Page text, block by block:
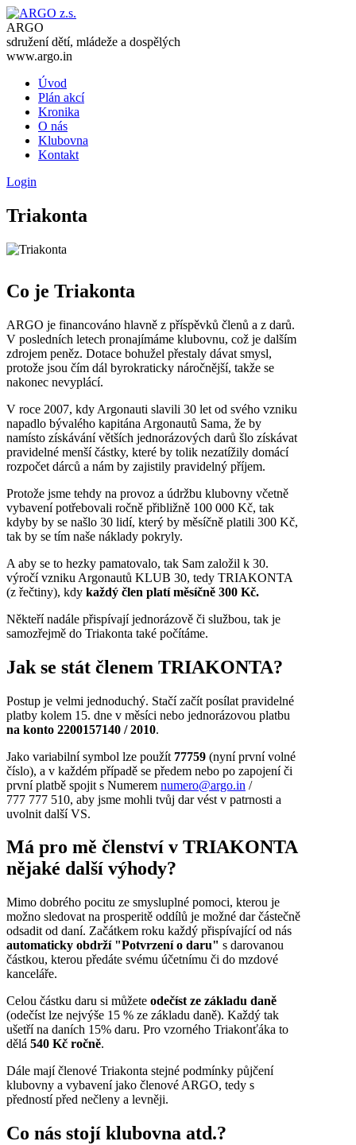
ARGO
sdružení dětí, mládeže a dospělých
www.argo.in
Úvod
Plán akcí
Kronika
O nás
Klubovna
Kontakt
Login
Triakonta
Co je Triakonta
ARGO je financováno hlavně z příspěvků členů a z darů.
V posledních letech pronajímáme klubovnu, což je dalším
zdrojem peněz. Dotace bohužel přestaly dávat smysl,
protože jsou čím dál byrokraticky náročnější, takže se
nakonec nevyplácí.
V roce 2007, kdy Argonauti slavili 30 let od svého vzniku
napadlo bývalého kapitána Argonautů Sama, že by
namísto získávání větších jednorázových darů šlo získávat
pravidelné menší částky, které by tolik nezatížily domácí
rozpočet dárců a nám by zajistily pravidelný příjem.
Protože jsme tehdy na provoz a údržbu klubovny včetně
vybavení potřebovali ročně přibližně 100 000 Kč, tak
kdyby by se našlo 30 lidí, který by měsíčně platili 300 Kč,
tak by se tím naše náklady pokryly.
A aby se to hezky pamatovalo, tak Sam založil k 30.
výročí vzniku Argonautů KLUB 30, tedy TRIAKONTA
(z řečtiny), kdy každý člen platí měsíčně 300 Kč.
Někteří nadále přispívají jednorázově či službou, tak je
samozřejmě do Triakonta také počítáme.
Jak se stát členem TRIAKONTA?
Postup je velmi jednoduchý. Stačí začít posílat pravidelné
platby kolem 15. dne v měsíci nebo jednorázovou platbu
na konto 2200157140 / 2010.
Jako variabilní symbol lze použít 77759 (nyní první volné
číslo), a v každém případě se předem nebo po zapojení či
první platbě spojit s Numerem numero@argo.in /
777 777 510, aby jsme mohli tvůj dar vést v patrnosti a
uvolnit další VS.
Má pro mě členství v TRIAKONTA
nějaké další výhody?
Mimo dobrého pocitu ze smysluplné pomoci, kterou je
možno sledovat na prosperitě oddílů je možné dar částečně
odsadit od daní. Začátkem roku každý přispívající od nás
automaticky obdrží "Potvrzení o daru" s darovanou
částkou, kterou předáte svému účetnímu či do mzdové
kanceláře.
Celou částku daru si můžete odečíst ze základu daně
(odečíst lze nejvýše 15 % ze základu daně). Každý tak
ušetří na daních 15% daru. Pro vzorného Triakonťáka to
dělá 540 Kč ročně.
Dále mají členové Triakonta stejné podmínky půjčení
klubovny a vybavení jako členové ARGO, tedy s
předností před nečleny a levněji.
Co nás stojí klubovna atd.?